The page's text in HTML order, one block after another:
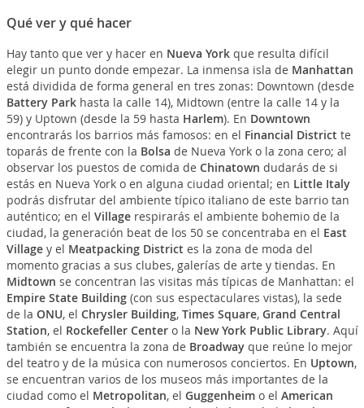
Qué ver y qué hacer
Hay tanto que ver y hacer en Nueva Yorkque resulta difícil
elegir un punto donde empezar. La inmensa isla de Manhattan
está dividida de forma general en tres zonas: Downtown (desde
Battery Parkhasta la calle 14), Midtown (entre la calle 14 y la
59) y Uptown (desde la 59 hasta Harlem). En Downtown
encontrarás los barrios más famosos: en el Financial District te
toparás de frente con la Bolsa de Nueva York o la zona cero; al
observar los puestos de comida de Chinatown dudarás de si
estás en Nueva York o en alguna ciudad oriental; en Little Italy
podrás disfrutar del ambiente típico italiano de este barrio tan
auténtico; en el Villagerespirarás el ambiente bohemio de la
ciudad, la generación beat de los 50 se concentraba en el East
Villagey el Meatpacking District es la zona de moda del
momento gracias a sus clubes, galerías de arte y tiendas. En
Midtown se concentran las visitas más típicas de Manhattan: el
Empire State Building(con sus espectaculares vistas), la sede
de la ONU, el Chrysler Building, Times Square, Grand Central
Station, el Rockefeller Centero la New York Public Library. Aquí
también se encuentra la zona de Broadwayque reúne lo mejor
del teatro y de la música con numerosos conciertos. En Uptown,
se encuentran varios de los museos más importantes de la
ciudad como el Metropolitan, el Guggenheimo el American